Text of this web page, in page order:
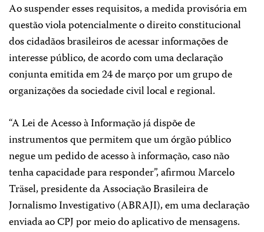
Ao suspender esses requisitos, a medida provisória em
questão viola potencialmente o direito constitucional
dos cidadãos brasileiros de acessar informações de
interesse público, de acordo com uma declaração
conjunta emitida em 24 de março por um grupo de
organizações da sociedade civil local e regional.
“A Lei de Acesso à Informação já dispõe de
instrumentos que permitem que um órgão público
negue um pedido de acesso à informação, caso não
tenha capacidade para responder”, afirmou Marcelo
Träsel, presidente da Associação Brasileira de
Jornalismo Investigativo (ABRAJI), em uma declaração
enviada ao CPJ por meio do aplicativo de mensagens.